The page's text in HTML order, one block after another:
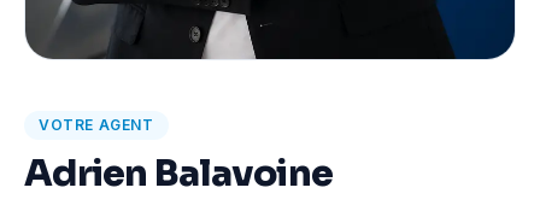
VOTRE AGENT
Adrien Balavoine